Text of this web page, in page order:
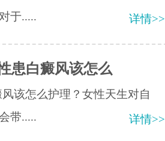
于.....
详情>>
患白癜风该怎么
该怎么护理？女性天生对自
带.....
详情>>